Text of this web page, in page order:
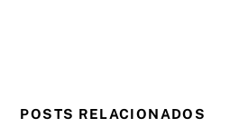
POSTS RELACIONADOS